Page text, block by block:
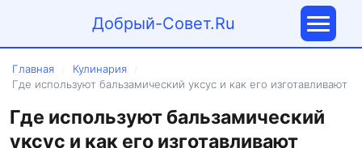
Добрый-Совет.Ru
Главная Кулинария
Где используют бальзамический уксус и как его изготавливают
Где используют бальзамический
уксус и как его изготавливают